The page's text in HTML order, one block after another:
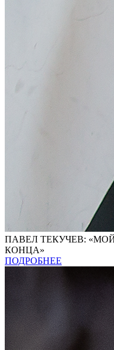
ПАВЕЛ ТЕКУЧЕВ:
КОНЦА»
ПОДРОБНЕЕ